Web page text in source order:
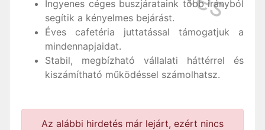
Ingyenes céges buszjárataink több irányból
segítik a kényelmes bejárást.
Éves cafetéria juttatással támogatjuk a
mindennapjaidat.
Stabil, megbízható vállalati háttérrel és
kiszámítható működéssel számolhatsz.
Az alábbi hirdetés már lejárt, ezért nincs